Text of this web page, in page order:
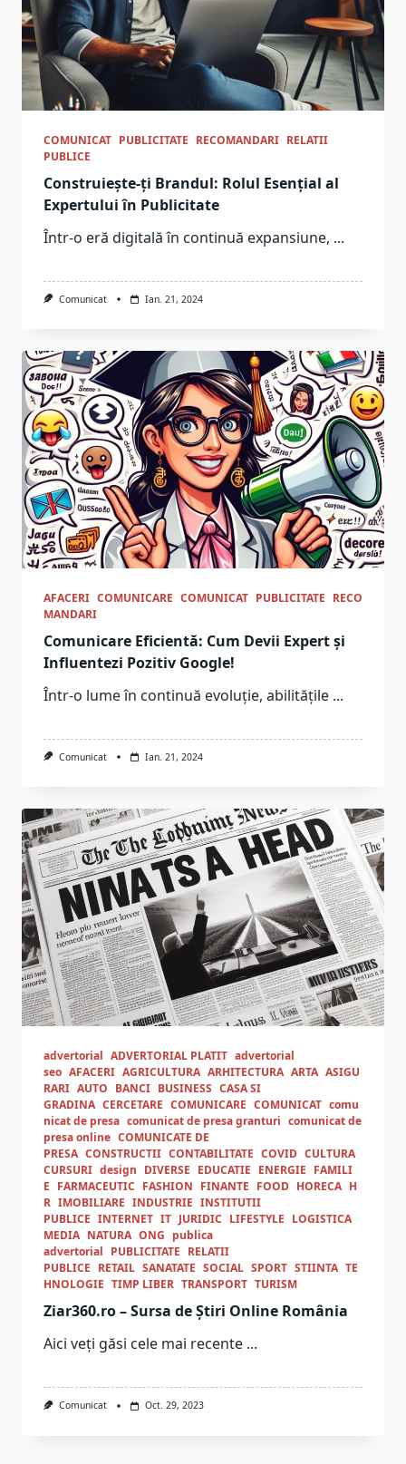
COMUNICAT PUBLICITATE RECOMANDARI RELATII
PUBLICE
Construiește-ți Brandul: Rolul Esențial al
Expertului în Publicitate
Într-o eră digitală în continuă expansiune, ...
Comunicat Ian. 21, 2024
AFACERI COMUNICARE COMUNICAT PUBLICITATE RECO
MANDARI
Comunicare Eficientă: Cum Devii Expert și
Influentezi Pozitiv Google!
Într-o lume în continuă evoluție, abilitățile ...
Comunicat Ian. 21, 2024
advertorial ADVERTORIAL PLATIT advertorial
seo AFACERI AGRICULTURA ARHITECTURA ARTA ASIGU
RARI AUTO BANCI BUSINESS CASA SI
GRADINA CERCETARE COMUNICARE COMUNICAT comu
nicat de presa comunicat de presa granturi comunicat de
presa online COMUNICATE DE
PRESA CONSTRUCTII CONTABILITATE COVID CULTURA
CURSURI design DIVERSE EDUCATIE ENERGIE FAMILI
E FARMACEUTIC FASHION FINANTE FOOD HORECA H
R IMOBILIARE INDUSTRIE INSTITUTII
PUBLICE INTERNET IT JURIDIC LIFESTYLE LOGISTICA
MEDIA NATURA ONG publica
advertorial PUBLICITATE RELATII
PUBLICE RETAIL SANATATE SOCIAL SPORT STIINTA TE
HNOLOGIE TIMP LIBER TRANSPORT TURISM
Ziar360.ro – Sursa de Știri Online România
Aici veți găsi cele mai recente ...
Comunicat Oct. 29, 2023